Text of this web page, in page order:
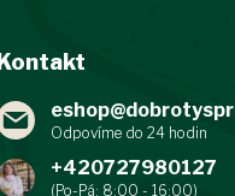
Kontakt
eshop@
+420727980127